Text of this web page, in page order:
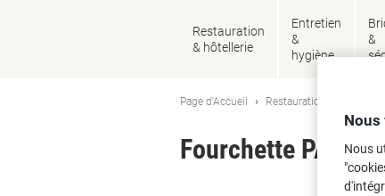
Restauration
& hôtellerie
Entretien
&
hygiène
&
Page d'Accueil Restauration & hôtellerie
Fourchette
Nous